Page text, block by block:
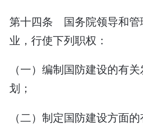
第十四条 国务院领导和管
业，行使下列职权：
（一）编制国防建设的有
划；
（二）制定国防建设方面